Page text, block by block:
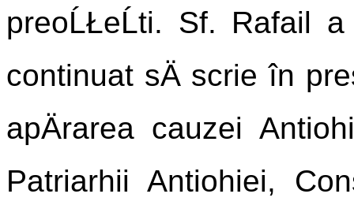
preoĹŁeĹti. Sf. Rafail
continuat sÄ scrie în
apÄrarea cauzei
Patriarhii Antiohiei,